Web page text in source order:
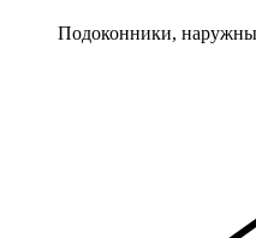
Подоконники,